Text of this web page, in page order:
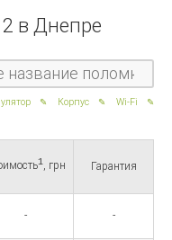
в Днепре
Корпус
Wi-Fi
1, грн Гарантия
- -